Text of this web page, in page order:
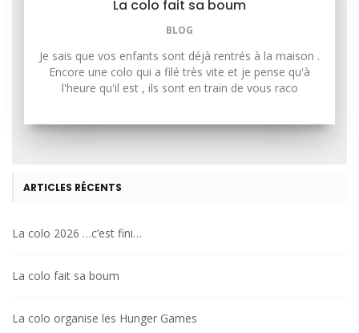
La colo fait sa boum
BLOG
Je sais que vos enfants sont déjà rentrés à la maison .
Encore une colo qui a filé très vite et je pense qu'à
l'heure qu'il est , ils sont en train de vous raco
ARTICLES RÉCENTS
La colo 2026 …c’est fini…
La colo fait sa boum
La colo organise les Hunger Games